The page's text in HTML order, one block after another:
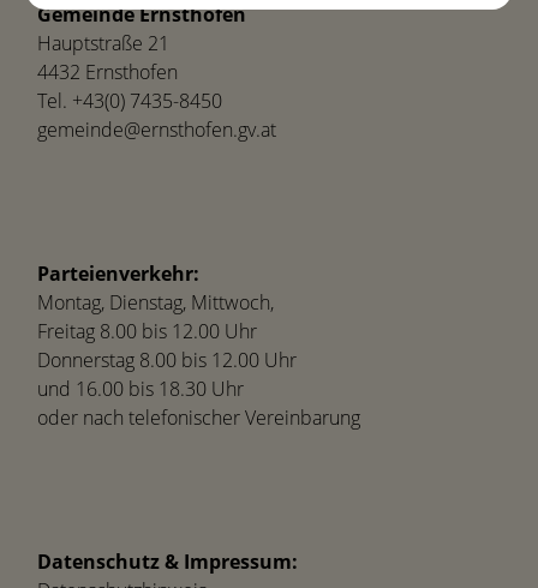
Gemeinde Ernsthofen
Hauptstraße 21
4432 Ernsthofen
Tel. +43(0) 7435-8450
gemeinde@ernsthofen.gv.at
Parteienverkehr:
Montag, Dienstag, Mittwoch,
Freitag 8.00 bis 12.00 Uhr
Donnerstag 8.00 bis 12.00 Uhr
und 16.00 bis 18.30 Uhr
oder nach telefonischer Vereinbarung
Datenschutz & Impressum: